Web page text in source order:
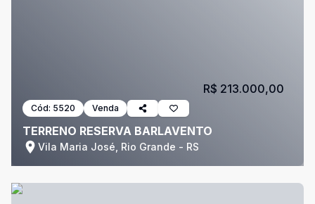
Cód: 5520 Venda
TERRENO RESERVA BARLAVENTO
Vila Maria José, Rio Grande - RS
R$ 213.000,00